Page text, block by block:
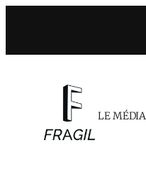
contenu
LE MÉDIA